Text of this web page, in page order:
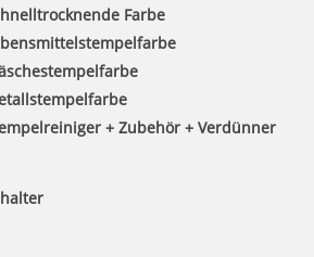
Farbe
+ Zubehör + Verdünner